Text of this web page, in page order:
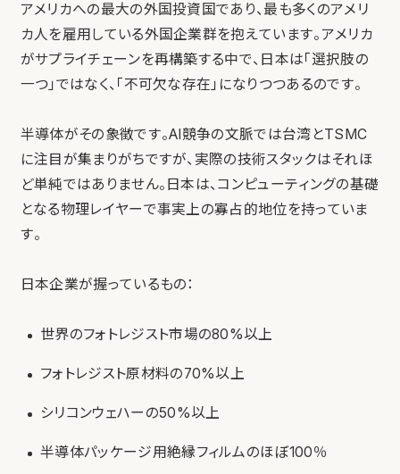
アメリカへの最大の外国投資国であり、最も多くのアメリ
カ人を雇用している外国企業群を抱えています。アメリカ
がサプライチェーンを再構築する中で、日本は「選択肢の
一つ」ではなく、「不可欠な存在」になりつつあるのです。
半導体がその象徴です。AI競争の文脈では台湾とTSMC
に注目が集まりがちですが、実際の技術スタックはそれほ
ど単純ではありません。日本は、コンピューティングの基礎
となる物理レイヤーで事実上の寡占的地位を持っていま
す。
日本企業が握っているもの：
世界のフォトレジスト市場の80%以上
フォトレジスト原材料の70%以上
シリコンウェハーの50%以上
半導体パッケージ用絶縁フィルムのほぼ100％